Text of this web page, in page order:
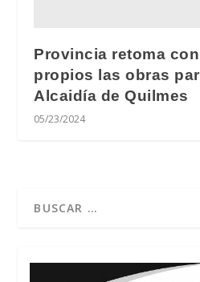
Provincia retoma
propios las obras
Alcaidía de Quilmes
05/23/2024